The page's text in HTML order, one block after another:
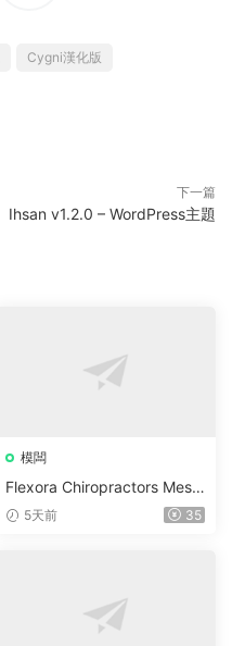
Cygni漢化版
下一篇
Ihsan v1.2.0 – WordPress主題
模闆
Flexora Chiropractors Mess
age and Physical Therapist
5天前 35